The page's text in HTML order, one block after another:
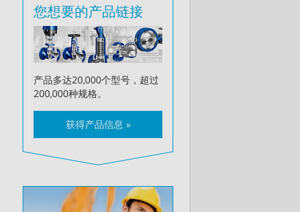
您想要的产品链接
产品多达20,000个型号，超过
200,000种规格。
获得产品信息 »